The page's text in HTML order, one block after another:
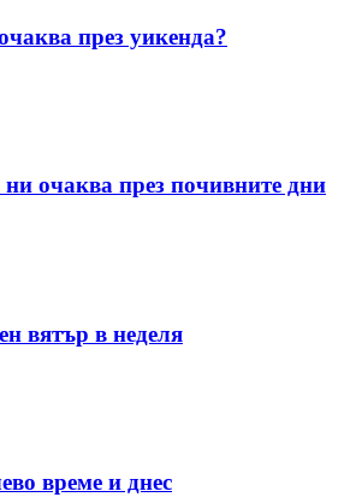
през уикенда?
очаква през почивните дни
вятър в неделя
време и днес